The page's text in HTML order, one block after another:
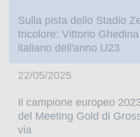
Sulla pista dello Stadio
tricolore: Vittorio
italiano dell'anno U23
22/05/2025
Il campione europeo
del Meeting Gold di
via